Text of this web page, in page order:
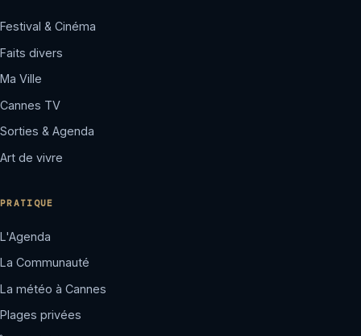
Festival & Cinéma
Faits divers
Ma Ville
Cannes TV
Sorties & Agenda
Art de vivre
PRATIQUE
L'Agenda
La Communauté
La météo à Cannes
Plages privées